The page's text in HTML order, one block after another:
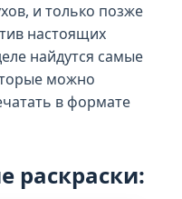
и только позже
настоящих
найдутся самые
можно
в формате
раскраски: